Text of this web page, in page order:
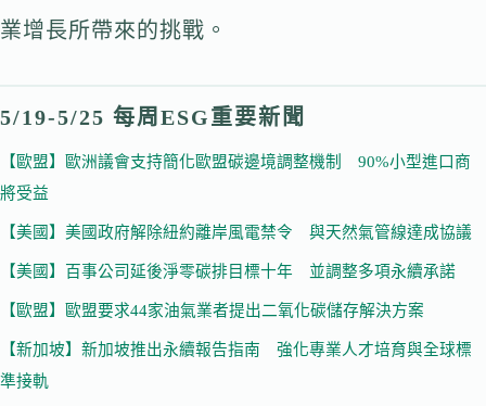
業增長所帶來的挑戰。
5/19-5/25 每周ESG重要新聞
【歐盟】歐洲議會支持簡化歐盟碳邊境調整機制 90%小型進口商
將受益
【美國】美國政府解除紐約離岸風電禁令 與天然氣管線達成協議
【美國】百事公司延後淨零碳排目標十年 並調整多項永續承諾
【歐盟】歐盟要求44家油氣業者提出二氧化碳儲存解決方案
【新加坡】新加坡推出永續報告指南 強化專業人才培育與全球標
準接軌